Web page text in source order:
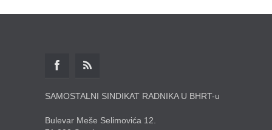
SAMOSTALNI SINDIKAT RADNIKA U BHRT-u
Bulevar Meše Selimovića 12.